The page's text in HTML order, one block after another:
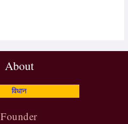
About
विधान
Founder